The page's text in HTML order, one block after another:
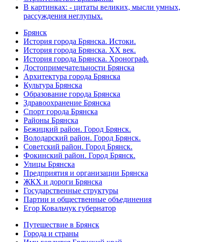
В картинках: - цитаты великих, мысли умных,
рассуждения неглупых.
Брянск
История города Брянска. Истоки.
История города Брянска. XX век.
История города Брянска. Хронограф.
Достопримечательности Брянска
Архитектура города Брянска
Культура Брянска
Образование города Брянска
Здравоохранение Брянска
Спорт города Брянска
Районы Брянска
Бежицкий район. Город Брянск.
Володарский район. Город Брянск.
Советский район. Город Брянск.
Фокинский район. Город Брянск.
Улицы Брянска
Предприятия и организации Брянска
ЖКХ и дороги Брянска
Государственные структуры
Партии и общественные объединения
Егор Ковальчук губернатор
Путешествие в Брянск
Города и страны